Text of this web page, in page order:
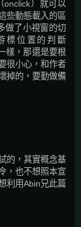
onclick）就可以
些動態載入的區
做了小視窗的切
標位置的判斷
樣，那還是要根
很小心，和作者
掉的，要勤做備
的，其實概念基
，也不想照本宣
利用Abin兄此篇